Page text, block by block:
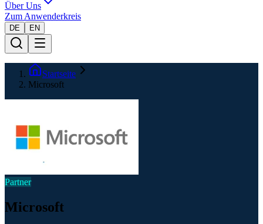
Über Uns
Zum Anwenderkreis
DE EN
Startseite
Microsoft
Partner
Microsoft